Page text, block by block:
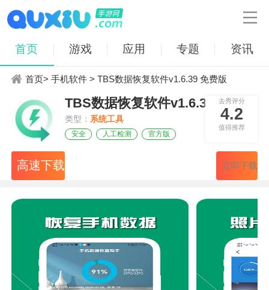

首页 游戏 应用 专题 资讯
首页>手机软件 > TBS数据恢复软件v1.6.39 免费版
TBS数据恢复软件v1.6.39 免费版
类型：系统工具
安全 人工检测 官方版
去秀评分
4.2
值得推荐
高速下载 立即下载